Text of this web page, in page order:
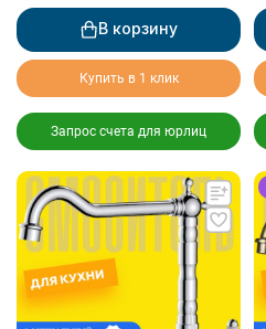
В корзину
Купить в 1 клик
Запрос счета для юрлиц